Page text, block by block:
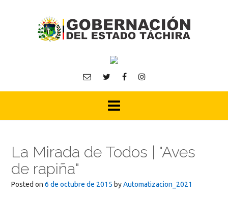
La Mirada de Todos | "Aves
de rapiña"
Posted on 6 de octubre de 2015 byAutomatizacion_2021